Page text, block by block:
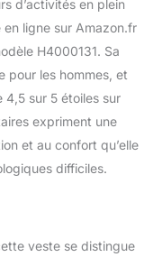
et une
durable de ce
l'eau et
respirant
pour lutter
à 3
20 K,
d’activités en plein
en ligne sur Amazon.fr
H4000131. Sa
pour les hommes, et
4,5 sur 5 étoiles sur
expriment une
et au confort qu’elle
difficiles.
veste se distingue